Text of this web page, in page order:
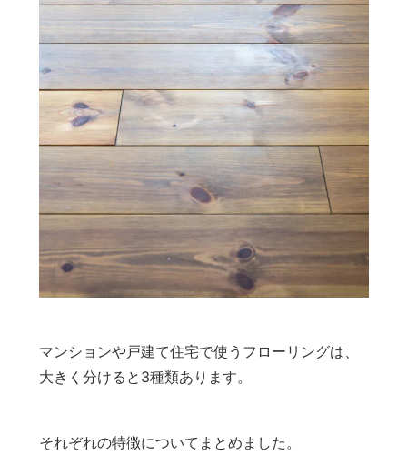
マンションや戸建て住宅で使うフローリングは、
大きく分けると3種類あります。
それぞれの特徴についてまとめました。